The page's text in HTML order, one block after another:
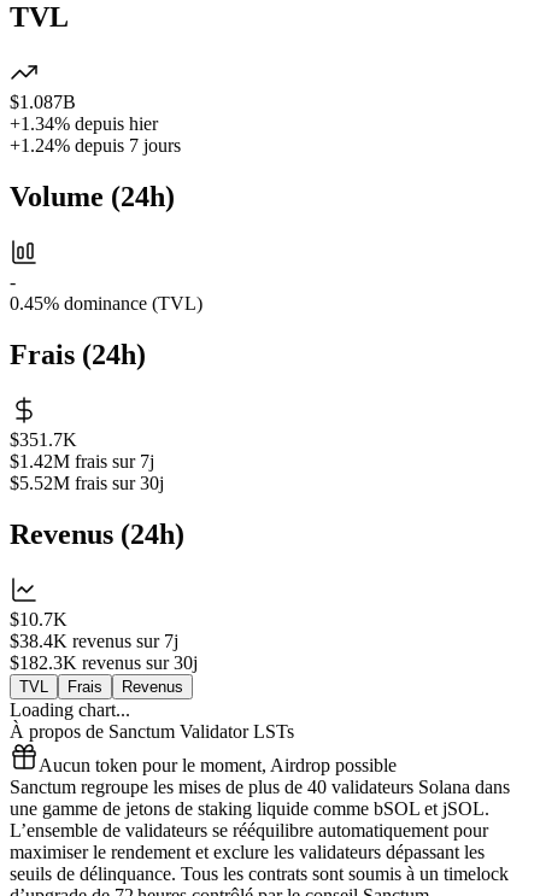
TVL
$1.087B
+1.34% depuis hier
+1.24% depuis 7 jours
Volume (24h)
-
0.45% dominance (TVL)
Frais (24h)
$351.7K
$1.42M frais sur 7j
$5.52M frais sur 30j
Revenus (24h)
$10.7K
$38.4K revenus sur 7j
$182.3K revenus sur 30j
TVL Frais Revenus
Loading chart...
À propos de Sanctum Validator LSTs
Aucun token pour le moment, Airdrop possible
Sanctum regroupe les mises de plus de 40 validateurs Solana dans
une gamme de jetons de staking liquide comme bSOL et jSOL.
L’ensemble de validateurs se rééquilibre automatiquement pour
maximiser le rendement et exclure les validateurs dépassant les
seuils de délinquance. Tous les contrats sont soumis à un timelock